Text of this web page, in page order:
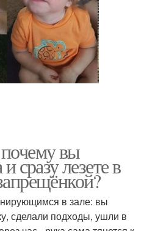
вы
сразу лезете в
в зале: вы
сделали подходы, ушли в